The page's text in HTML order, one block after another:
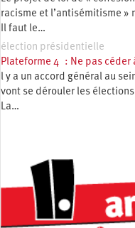
racisme et l’antisémitisme »
Il faut le…
élection présidentielle
Plateforme 4 : Ne pas
l y a un accord général au
vont se dérouler les
La…